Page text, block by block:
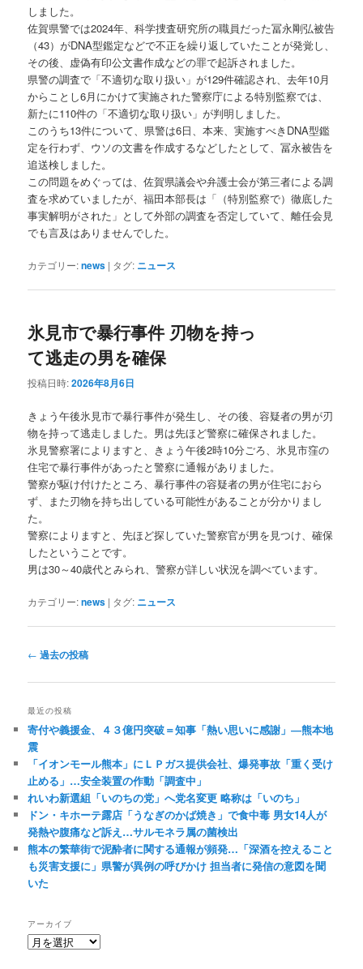
しました。
佐賀県警では2024年、科学捜査研究所の職員だった冨永剛弘被告
（43）がDNA型鑑定などで不正を繰り返していたことが発覚し、
その後、虚偽有印公文書作成などの罪で起訴されました。
県警の調査で「不適切な取り扱い」が129件確認され、去年10月
からことし6月にかけて実施された警察庁による特別監察では、
新たに110件の「不適切な取り扱い」が判明しました。
このうち13件について、県警は6日、本来、実施すべきDNA型鑑
定を行わず、ウソの文書を作成するなどしたとして、冨永被告を
追送検しました。
この問題をめぐっては、佐賀県議会や弁護士会が第三者による調
査を求めていましたが、福田本部長は「（特別監察で）徹底した
事実解明がされた」として外部の調査を否定していて、離任会見
でも言及はありませんでした。
カテゴリー:news | タグ: ニュース
氷見市で暴行事件 刃物を持っ
て逃走の男を確保
投稿日時:2026年8月6日
きょう午後氷見市で暴行事件が発生し、その後、容疑者の男が刃
物を持って逃走しました。男は先ほど警察に確保されました。
氷見警察署によりますと、きょう午後2時10分ごろ、氷見市窪の
住宅で暴行事件があったと警察に通報がありました。
警察が駆け付けたところ、暴行事件の容疑者の男が住宅におら
ず、また刃物を持ち出している可能性があることが分かりまし
た。
警察によりますと、先ほど探していた警察官が男を見つけ、確保
したということです。
男は30～40歳代とみられ、警察が詳しい状況を調べています。
カテゴリー:news | タグ: ニュース
投
ナ
ビ
ゲ
ー
シ
ョ
ン
← 過去の投稿
最近の投稿
寄付や義援金、４３億円突破＝知事「熱い思いに感謝」―熊本地
震
「イオンモール熊本」にＬＰガス提供会社、爆発事故「重く受け
止める」…安全装置の作動「調査中」
れいわ新選組「いのちの党」へ党名変更 略称は「いのち」
ドン・キホーテ露店「うなぎのかば焼き」で食中毒 男女14人が
発熱や腹痛など訴え…サルモネラ属の菌検出
熊本の繁華街で泥酔者に関する通報が頻発…「深酒を控えること
も災害支援に」県警が異例の呼びかけ 担当者に発信の意図を聞
いた
アーカイブ
ア